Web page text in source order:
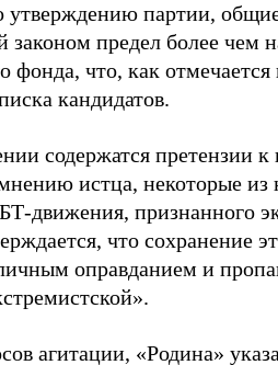
утверждению партии,
законом предел более чем
фонда, что, как
кандидатов.
содержатся претензии
истца, некоторые из
движения, признанного
что сохранение
оправданием и
агитации, «Родина»